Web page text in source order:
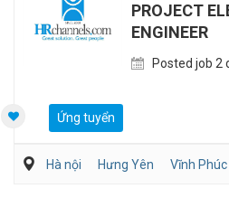
PROJECT
ENGINEER
Posted job 2
Ứng tuyển
Hà nội Hưng Yên Vĩnh Phúc